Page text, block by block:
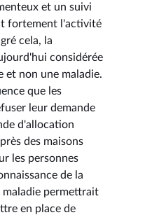
et un suivi
fortement l'activité
cela, la
considérée
et non une maladie.
que les
leur demande
d'allocation
des maisons
les personnes
de la
permettrait
en place de